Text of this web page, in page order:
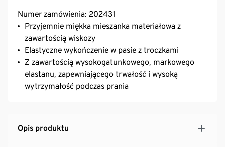
Numer zamówienia: 202431
Przyjemnie miękka mieszanka materiałowa z
zawartością wiskozy
Elastyczne wykończenie w pasie z troczkami
Z zawartością wysokogatunkowego, markowego
elastanu, zapewniającego trwałość i wysoką
wytrzymałość podczas prania
Opis produktu